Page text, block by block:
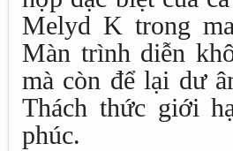
Melyd K trong
Màn trình diễn
mà còn để lại dư
Thách thức giới
phúc.